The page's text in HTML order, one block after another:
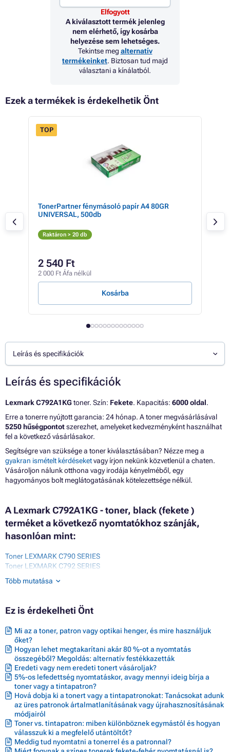
Elfogyott
A kiválasztott termék jelenleg
nem elérhető, így kosárba
helyezése sem lehetséges.
Tekintse meg alternatív
termékeinket. Biztosan tud majd
választani a kínálatból.
Ezek a termékek is érdekelhetik Önt
TOP
TonerPartner fénymásoló papír A4 80GR
UNIVERSAL, 500db
Raktáron > 20 db
2 540 Ft
2 000 Ft Áfa nélkül
Kosárba
Leírás és specifikációk
Leírás és specifikációk
Lexmark C792A1KGtoner. Szín: Fekete. Kapacitás: 6000 oldal.
Erre a tonerre nyújtott garancia: 24 hónap. A toner megvásárlásával
5250 hűségpontotszerezhet, amelyeket kedvezményként használhat
fel a következő vásárlásakor.
Segítségre van szüksége a toner kiválasztásában? Nézze meg a
gyakran ismételt kérdéseketvagy írjon nekünk közvetlenül a chaten.
Vásároljon nálunk otthona vagy irodája kényelméből, egy
hagyományos bolt meglátogatásának kötelezettsége nélkül.
A Lexmark C792A1KG - toner, black (fekete )
terméket a következő nyomtatókhoz szánják,
hasonlóan mint:
Toner LEXMARK C790 SERIES
Toner LEXMARK C792 SERIES
Toner LEXMARK C792DE
Toner LEXMARK C792DHE
Toner LEXMARK C792E
Toner LEXMARK X790 SERIES
Toner LEXMARK X792
Toner LEXMARK X792 SERIES
Toner LEXMARK X792DE
Toner LEXMARK X792DTE
Toner LEXMARK X792DTFE
Toner LEXMARK X792DTME
Toner LEXMARK X792DTPE
Toner LEXMARK X792DTSE
Több mutatása
Ez is érdekelheti Önt
Mi az a toner, patron vagy optikai henger, és mire használjuk
őket?
Hogyan lehet megtakarítani akár 80 %-ot a nyomtatás
összegéből? Megoldás: alternatív festékkazetták
Eredeti vagy nem eredeti tonert vásároljak?
5%-os lefedettség nyomtatáskor, avagy mennyi ideig bírja a
toner vagy a tintapatron?
Hová dobja ki a tonert vagy a tintapatronokat: Tanácsokat adunk
az üres patronok ártalmatlanításának vagy újrahasznosításának
módjairól
Toner vs. tintapatron: miben különböznek egymástól és hogyan
válasszuk ki a megfelelő utántöltőt?
Meddig tud nyomtatni a tonerrel és a patronnal?